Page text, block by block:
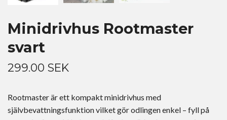
Minidrivhus Rootmaster
svart
299.00 SEK
Rootmaster är ett kompakt minidrivhus med
självbevattningsfunktion vilket gör odlingen enkel – fyll på